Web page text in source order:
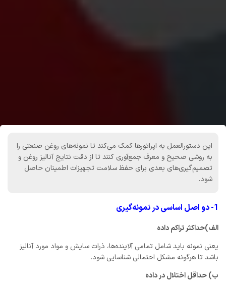
این دستورالعمل به اپراتورها کمک می‌کند تا نمونه‌های روغن صنعتی را
به روشی صحیح و معرف جمع‌آوری کنند تا از دقت نتایج آنالیز روغن و
تصمیم‌گیری‌های بعدی برای حفظ سلامت تجهیزات اطمینان حاصل
شود.
1- دو اصل اساسی در نمونه‌گیری
الف)‌حداکثر تراکم داده
یعنی نمونه باید شامل تمامی آلاینده‌ها، ذرات سایش و مواد مورد آنالیز
باشد تا هرگونه مشکل احتمالی شناسایی شود.
ب) حداقل اختلال در داده